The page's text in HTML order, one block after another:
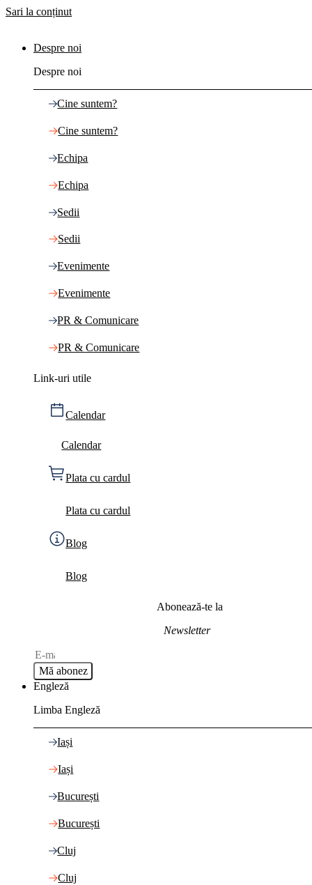
Sari la conținut
Despre noi
Despre noi
Cine suntem?
Cine suntem?
Echipa
Echipa
Sedii
Sedii
Evenimente
Evenimente
PR & Comunicare
PR & Comunicare
Link-uri utile
Calendar
Calendar
Plata cu cardul
Plata cu cardul
Blog
Blog
Abonează-te la
Newsletter
Mă abonez
Engleză
Limba Engleză
Iași
Iași
București
București
Cluj
Cluj